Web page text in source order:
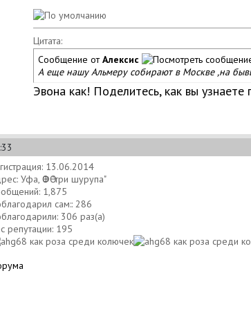
Цитата:
Сообщение отАлексис
А еще нашу Альмеру собирают в Москве ,на
Эвона как! Поделитесь, как вы
13.06.2014
Уфа, ӨФӨ "три шурупа"
1,875
сам:: 286
306 раз(а)
репутации: 195